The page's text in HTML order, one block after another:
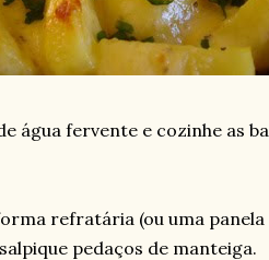
água fervente e cozinhe as
refratária (ou uma panela
pedaços de manteiga.